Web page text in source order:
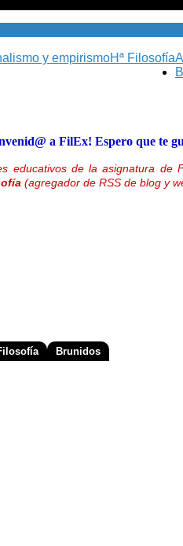
Hª Filosofía
y empirismo
a FilEx! Espero que te
educativos de la asignatura de
(agregador de RSS de blog y
Brunidos